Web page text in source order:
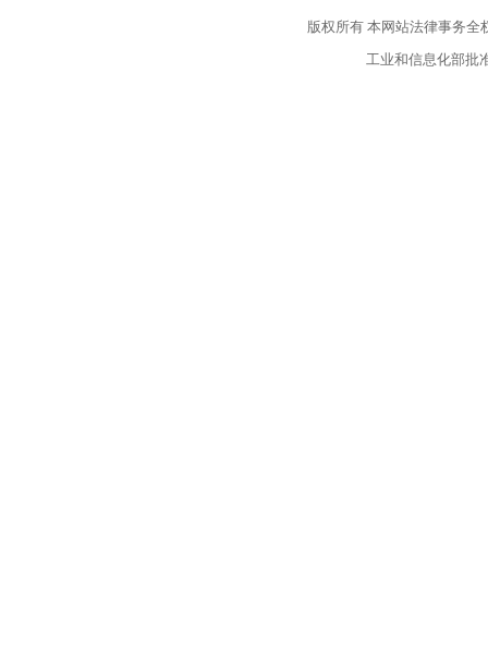
版权所有本网站法律事务全
工业和信息化部批